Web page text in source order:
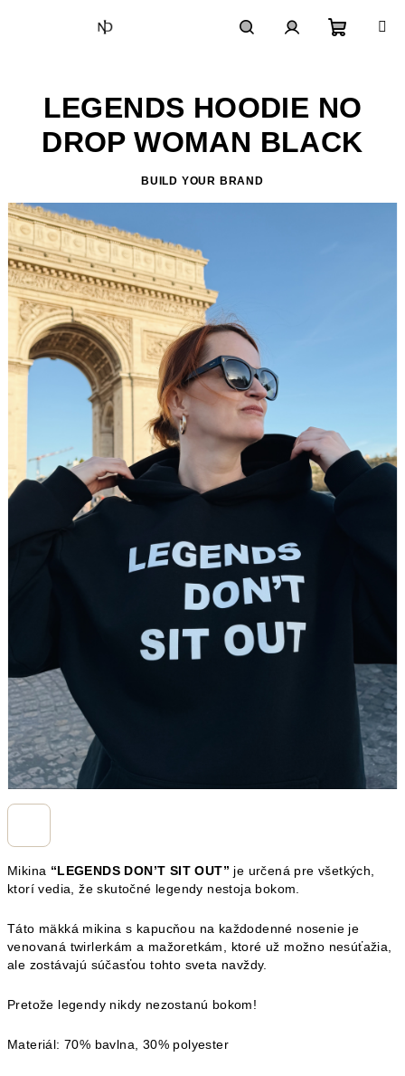
košík
Mikina “LEGENDS DON’T SIT OUT” je určená pre všetkých,
ktorí vedia, že skutočné legendy nestoja bokom.
Táto mäkká mikina s kapucňou na každodenné nosenie je
venovaná twirlerkám a mažoretkám, ktoré už možno nesúťažia,
ale zostávajú súčasťou tohto sveta navždy.
Pretože legendy nikdy nezostanú bokom!
Materiál:70% bavlna, 30% polyester
LEGENDS HOODIE NO
DROP WOMAN BLACK
BUILD YOUR BRAND